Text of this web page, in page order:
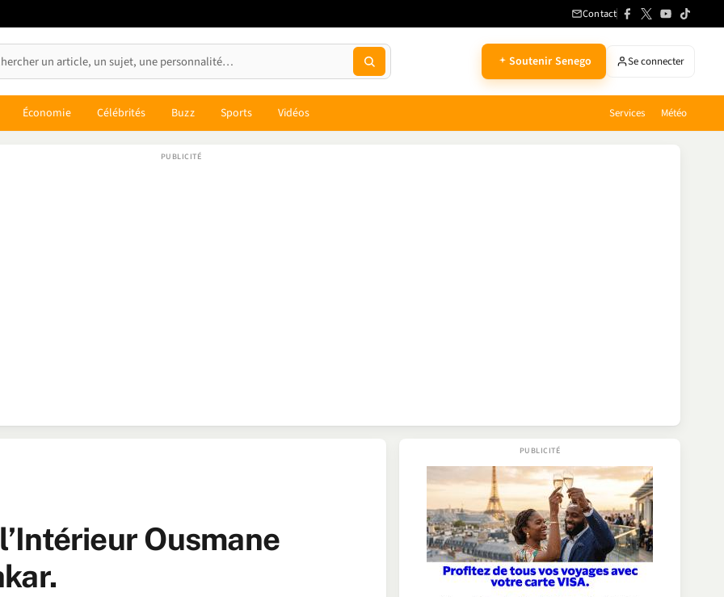
Contact
Soutenir Senego Se connecter
Économie Célébrités Buzz Sports Vidéos Services Météo
Ousmane